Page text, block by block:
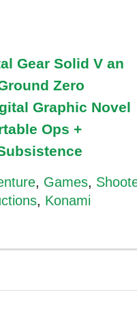
Gear Solid V an
Zero
Graphic Novel
Ops +
, Games,
, Konami